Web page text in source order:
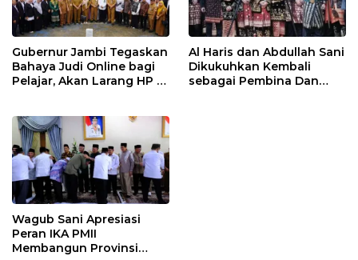
Gubernur Jambi Tegaskan
Bahaya Judi Online bagi
Pelajar, Akan Larang HP di
Al Haris dan Abdullah Sani
Dikukuhkan Kembali
sebagai Pembina Dan
Wagub Sani Apresiasi
Peran IKA PMII
Membangun Provinsi